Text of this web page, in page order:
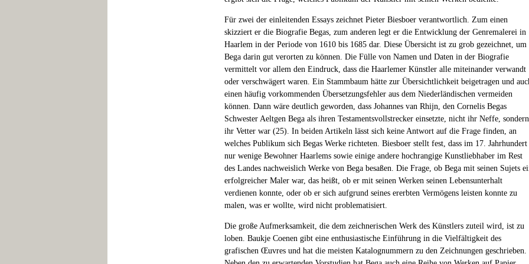
Für zwei der einleitenden Essays zeichnet Pieter Biesboer verantwortlich. Zum einen
skizziert er die Biografie Begas, zum anderen legt er die Entwicklung der Genremalerei in
Haarlem in der Periode von 1610 bis 1685 dar. Diese Übersicht ist zu grob gezeichnet, um
Bega darin gut verorten zu können. Die Fülle von Namen und Daten in der Biografie
vermittelt vor allem den Eindruck, dass die Haarlemer Künstler alle miteinander verwandt
oder verschwägert waren. Ein Stammbaum hätte zur Übersichtlichkeit beigetragen und
einen häufig vorkommenden Übersetzungsfehler aus dem Niederländischen vermeiden
können. Dann wäre deutlich geworden, dass Johannes van Rhijn, den Cornelis Begas
Schwester Aeltgen Bega als ihren Testamentsvollstrecker einsetzte, nicht ihr Neffe, sondern
ihr Vetter war (25). In beiden Artikeln lässt sich keine Antwort auf die Frage finden, an
welches Publikum sich Begas Werke richteten. Biesboer stellt fest, dass im 17. Jahrhundert
nur wenige Bewohner Haarlems sowie einige andere hochrangige Kunstliebhaber im Rest
des Landes nachweislich Werke von Bega besaßen. Die Frage, ob Bega mit seinen Sujets
erfolgreicher Maler war, das heißt, ob er mit seinen Werken seinen Lebensunterhalt
verdienen konnte, oder ob er sich aufgrund seines ererbten Vermögens leisten konnte zu
malen, was er wollte, wird nicht problematisiert.
Die große Aufmerksamkeit, die dem zeichnerischen Werk des Künstlers zuteil wird, ist zu
loben. Baukje Coenen gibt eine enthusiastische Einführung in die Vielfältigkeit des
grafischen Œuvres und hat die meisten Katalognummern zu den Zeichnungen geschrieben.